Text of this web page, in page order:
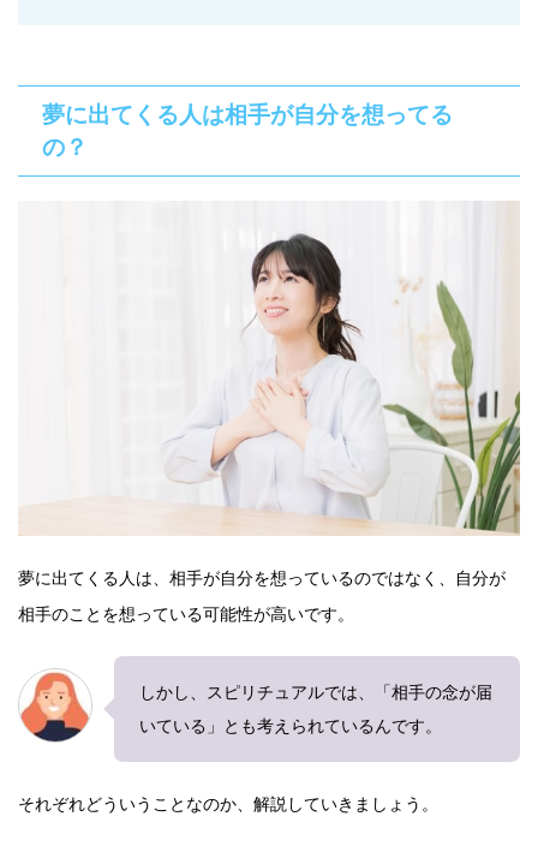
夢に出てくる人は相手が自分を想ってる
の？
夢に出てくる人は、相手が自分を想っているのではなく、自分が
相手のことを想っている可能性が高いです。
しかし、スピリチュアルでは、「相手の念が届
いている」とも考えられているんです。
それぞれどういうことなのか、解説していきましょう。